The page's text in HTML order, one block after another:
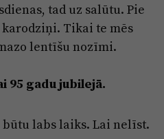
tad uz salūtu. Pie
Tikai te mēs
lentīšu nozīmi.
95 gadu jubilejā.
labs laiks. Lai nelīst.